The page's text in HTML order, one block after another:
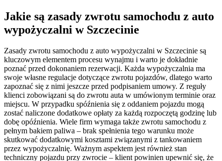
Jakie są zasady zwrotu samochodu z auto
wypożyczalni w Szczecinie
Zasady zwrotu samochodu z auto wypożyczalni w Szczecinie są
kluczowym elementem procesu wynajmu i warto je dokładnie
poznać przed dokonaniem rezerwacji. Każda wypożyczalnia ma
swoje własne regulacje dotyczące zwrotu pojazdów, dlatego warto
zapoznać się z nimi jeszcze przed podpisaniem umowy. Z reguły
klienci zobowiązani są do zwrotu auta w umówionym terminie oraz
miejscu. W przypadku spóźnienia się z oddaniem pojazdu mogą
zostać naliczone dodatkowe opłaty za każdą rozpoczętą godzinę lub
dobę opóźnienia. Wiele firm wymaga także zwrotu samochodu z
pełnym bakiem paliwa – brak spełnienia tego warunku może
skutkować dodatkowymi kosztami związanymi z tankowaniem
przez wypożyczalnię. Ważnym aspektem jest również stan
techniczny pojazdu przy zwrocie – klient powinien upewnić się, że